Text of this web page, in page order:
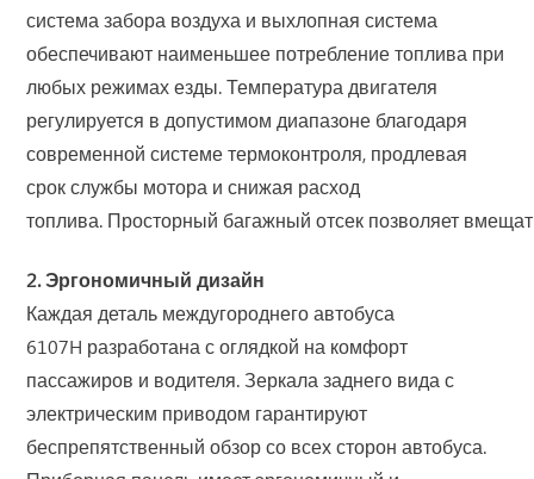
система забора воздуха и выхлопная система
обеспечивают наименьшее потребление топлива при
любых режимах езды. Температура двигателя
регулируется в допустимом диапазоне благодаря
современной системе термоконтроля, продлевая
срок службы мотора и снижая расход
топлива. Просторный багажный отсек позволяет
2. Эргономичный дизайн
Каждая деталь междугороднего автобуса
6107H разработана с оглядкой на комфорт
пассажиров и водителя. Зеркала заднего вида с
электрическим приводом гарантируют
беспрепятственный обзор со всех сторон автобуса.